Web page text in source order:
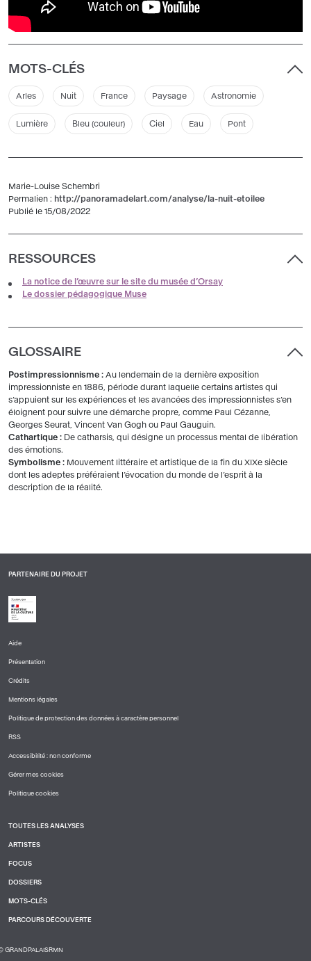
MOTS-CLÉS
Arles Nuit France Paysage Astronomie
Lumière Bleu (couleur) Ciel Eau Pont
Marie-Louise Schembri
Permalien : http://panoramadelart.com/analyse/la-nuit-etoilee
Publié le 15/08/2022
RESSOURCES
La notice de l’œuvre sur le site du musée d’Orsay
Le dossier pédagogique Muse
GLOSSAIRE
Postimpressionnisme : Au lendemain de la dernière exposition
impressionniste en 1886, période durant laquelle certains artistes qui
s’appuient sur les expériences et les avancées des impressionnistes s’en
éloignent pour suivre une démarche propre, comme Paul Cézanne,
Georges Seurat, Vincent Van Gogh ou Paul Gauguin.
Cathartique : De catharsis, qui désigne un processus mental de libération
des émotions.
Symbolisme : Mouvement littéraire et artistique de la fin du XIXe siècle
dont les adeptes préféraient l’évocation du monde de l’esprit à la
description de la réalité.
PARTENAIRE DU PROJET
DE
PAGE
1
Aide
Présentation
Crédits
Mentions légales
Politique de protection des données à caractère personnel
RSS
Accessibilité : non conforme
Gérer mes cookies
Politique cookies
DE
PAGE
2
TOUTES LES ANALYSES
ARTISTES
FOCUS
DOSSIERS
MOTS-CLÉS
PARCOURS DÉCOUVERTE
GRANDPALAISRMN